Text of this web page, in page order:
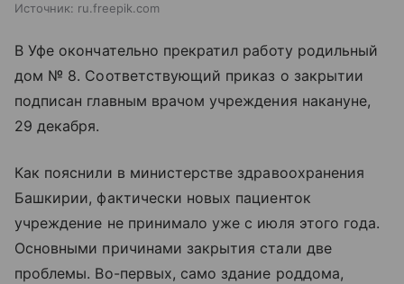
Источник: ru.freepik.com
В Уфе окончательно прекратил работу родильный
дом № 8. Соответствующий приказ о закрытии
подписан главным врачом учреждения накануне,
29 декабря.
Как пояснили в министерстве здравоохранения
Башкирии, фактически новых пациенток
учреждение не принимало уже с июля этого года.
Основными причинами закрытия стали две
проблемы. Во-первых, само здание роддома,